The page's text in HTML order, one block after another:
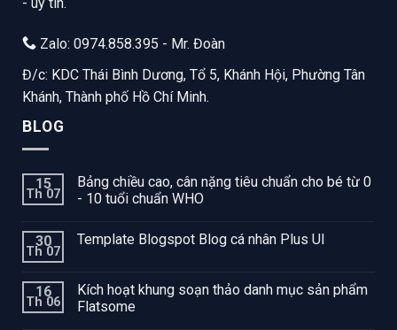
Zalo: 0974.858.395 - Mr. Đoàn
Đ/c: KDC Thái Bình Dương, Tổ 5, Khánh Hội, Phường Tân
Khánh, Thành phố Hồ Chí Minh.
BLOG
15
Th 07
Bảng chiều cao, cân nặng tiêu chuẩn cho bé từ 0
- 10 tuổi chuẩn WHO
30
Th 07
Template Blogspot Blog cá nhân Plus UI
16
Th 06
Kích hoạt khung soạn thảo danh mục sản phẩm
Flatsome